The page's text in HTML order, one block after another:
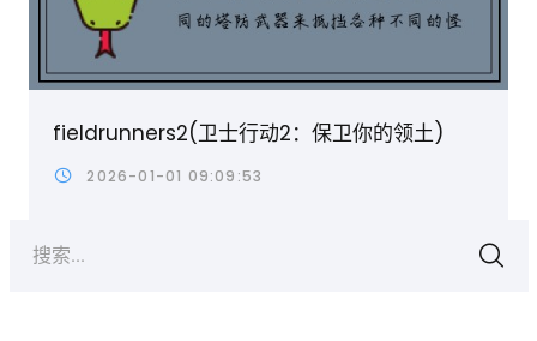
fieldrunners2(卫士行动2：保卫你的领土)
2026-01-01 09:09:53
搜索...